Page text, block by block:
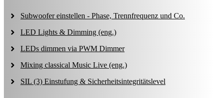
Subwoofer einstellen - Phase, Trennfrequenz und Co.
LED Lights & Dimming (eng.)
LEDs dimmen via PWM Dimmer
Mixing classical Music Live (eng.)
SIL (3) Einstufung & Sicherheitsintegritätslevel